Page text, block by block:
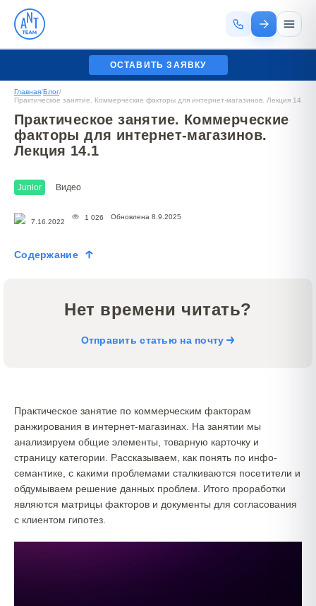
ОСТАВИТЬ ЗАЯВКУ
Главная/Блог/
Практическое занятие. Коммерческие факторы для интернет-магазинов. Лекция 14.1
Практическое занятие. Коммерческие
факторы для интернет-магазинов.
Лекция 14.1
Junior Видео
7.16.2022
1 026 Обновлена 8.9.2025
Содержание
Нет времени читать?
Отправить статью на почту
Практическое занятие по коммерческим факторам
ранжирования в интернет-магазинах. На занятии мы
анализируем общие элементы, товарную карточку и
страницу категории. Рассказываем, как понять по инфо-
семантике, с какими проблемами сталкиваются посетители и
обдумываем решение данных проблем. Итого проработки
являются матрицы факторов и документы для согласования
с клиентом гипотез.